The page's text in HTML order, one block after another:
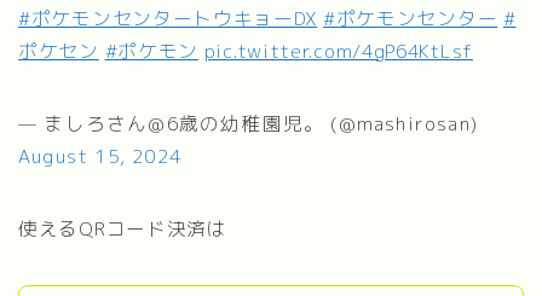
#ポケモンセンタートウキョーDX #ポケモンセンター #
ポケセン #ポケモン pic.twitter.com/4gP64KtLsf
— ましろさん@6歳の幼稚園児。 (@mashirosan)
August 15, 2024
使えるQRコード決済は